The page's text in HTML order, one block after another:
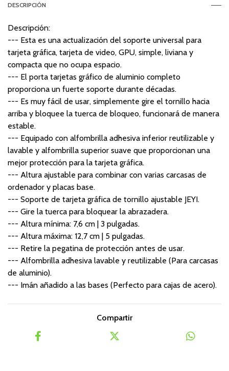
DESCRIPCIÓN
Descripción:
--- Esta es una actualización del soporte universal para
tarjeta gráfica, tarjeta de video, GPU, simple, liviana y
compacta que no ocupa espacio.
--- El porta tarjetas gráfico de aluminio completo
proporciona un fuerte soporte durante décadas.
--- Es muy fácil de usar, simplemente gire el tornillo hacia
arriba y bloquee la tuerca de bloqueo, funcionará de manera
estable.
--- Equipado con alfombrilla adhesiva inferior reutilizable y
lavable y alfombrilla superior suave que proporcionan una
mejor protección para la tarjeta gráfica.
--- Altura ajustable para combinar con varias carcasas de
ordenador y placas base.
--- Soporte de tarjeta gráfica de tornillo ajustable JEYI.
--- Gire la tuerca para bloquear la abrazadera.
--- Altura mínima: 7,6 cm | 3 pulgadas.
--- Altura máxima: 12,7 cm | 5 pulgadas.
--- Retire la pegatina de protección antes de usar.
--- Alfombrilla adhesiva lavable y reutilizable (Para carcasas
de aluminio).
--- Imán añadido a las bases (Perfecto para cajas de acero).
Compartir